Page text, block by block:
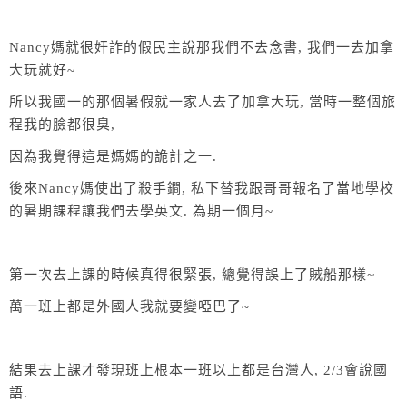
Nancy媽就很奸詐的假民主說那我們不去念書, 我們一去加拿
大玩就好~
所以我國一的那個暑假就一家人去了加拿大玩, 當時一整個旅
程我的臉都很臭,
因為我覺得這是媽媽的詭計之一.
後來Nancy媽使出了殺手鐧 , 私下替我跟哥哥報名了當地學校
的暑期課程讓我們去學英文. 為期一個月 ~
第一次去上課的時候真得很緊張, 總覺得誤上了賊船那樣~
萬一班上都是外國人我就要變啞巴了~
結果去上課才發現班上根本一班以上都是台灣人, 2/3會說國
語.